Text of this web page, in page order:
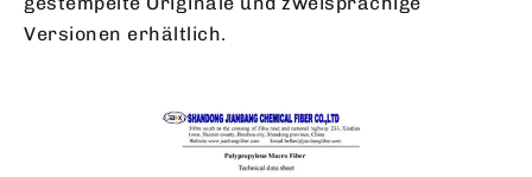
Versionen erhältlich.